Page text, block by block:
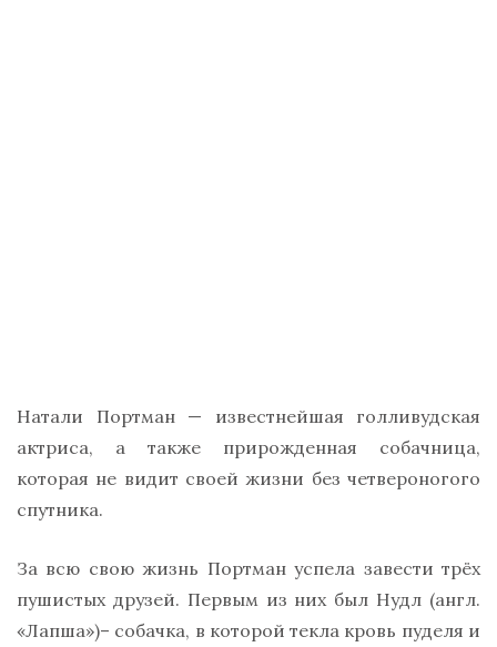
Натали Портман — известнейшая голливудская
актриса, а также прирожденная собачница,
которая не видит своей жизни без четвероногого
спутника.
За всю свою жизнь Портман успела завести трёх
пушистых друзей. Первым из них был Нудл (англ.
«Лапша»)– собачка, в которой текла кровь пуделя и